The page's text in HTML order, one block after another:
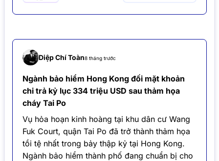
Diệp Chí Toàn8 tháng trước
Ngành bảo hiểm Hong Kong đối mặt khoản
chi trả kỷ lục 334 triệu USD sau thảm họa
cháy Tai Po
Vụ hỏa hoạn kinh hoàng tại khu dân cư Wang
Fuk Court, quận Tai Po đã trở thành thảm họa
tồi tệ nhất trong bảy thập kỷ tại Hong Kong.
Ngành bảo hiểm thành phố đang chuẩn bị cho